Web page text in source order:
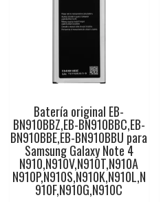
Batería original EB-
BN910BBZ,EB-BN910BBC,EB-
BN910BBE,EB-BN910BBU para
Samsung Galaxy Note 4
N910,N910V,N910T,N910A
N910P,N910S,N910K,N910L,N
910F,N910G,N910C